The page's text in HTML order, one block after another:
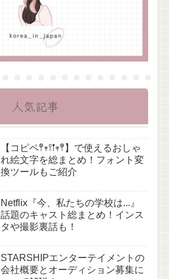
人気記事
【コピペ𖤣𖥧𖥣𖡡𖥧𖤣】で使えるおしゃ
れ絵文字を総まとめ！フォント変
換ツールもご紹介
Netflix『今、私たちの学校は...』
話題のキャスト総まとめ！インス
タや撮影裏話も！
STARSHIPエンターテイメントの
会社概要とオーディション募集に